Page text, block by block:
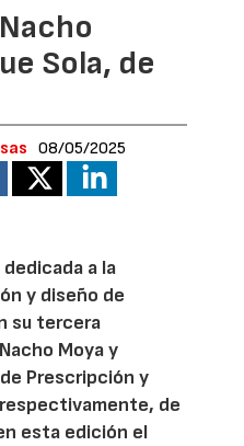
Sola, de
08/05/2025
a la
y diseño de
su tercera
Moya y
Prescripción y
de
esta edición el